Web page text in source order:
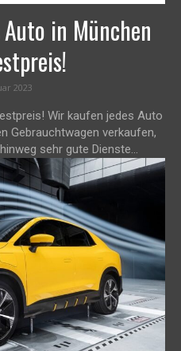
in München
2023
Wir kaufen jedes Auto
sehr gute Dienste...